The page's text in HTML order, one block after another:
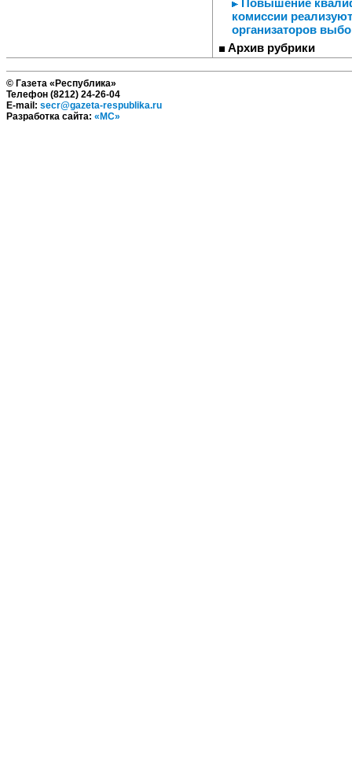
Повышение
комиссии
организаторов
Архив рубрики
© Газета «Республика»
Телефон (8212) 24-26-04
E-mail: secr@gazeta-respublika.ru
Разработка сайта: «МС»